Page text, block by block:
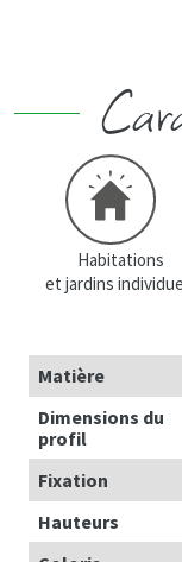
Habitations
et jardins
Matière
Dimensions du
profil
Fixation
Hauteurs